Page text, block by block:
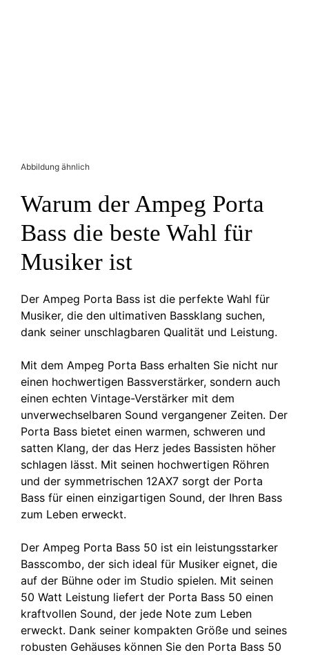
Abbildung ähnlich
Warum der Ampeg Porta
Bass die beste Wahl für
Musiker ist
Der Ampeg Porta Bass ist die perfekte Wahl für
Musiker, die den ultimativen Bassklang suchen,
dank seiner unschlagbaren Qualität und Leistung.
Mit dem Ampeg Porta Bass erhalten Sie nicht nur
einen hochwertigen Bassverstärker, sondern auch
einen echten Vintage-Verstärker mit dem
unverwechselbaren Sound vergangener Zeiten. Der
Porta Bass bietet einen warmen, schweren und
satten Klang, der das Herz jedes Bassisten höher
schlagen lässt. Mit seinen hochwertigen Röhren
und der symmetrischen 12AX7 sorgt der Porta
Bass für einen einzigartigen Sound, der Ihren Bass
zum Leben erweckt.
Der Ampeg Porta Bass 50 ist ein leistungsstarker
Basscombo, der sich ideal für Musiker eignet, die
auf der Bühne oder im Studio spielen. Mit seinen
50 Watt Leistung liefert der Porta Bass 50 einen
kraftvollen Sound, der jede Note zum Leben
erweckt. Dank seiner kompakten Größe und seines
robusten Gehäuses können Sie den Porta Bass 50